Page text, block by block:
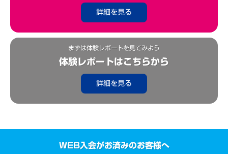
詳細を見る
まずは体験レポートを見てみよう
体験レポートはこちらから
詳細を見る
WEB入会がお済みのお客様へ